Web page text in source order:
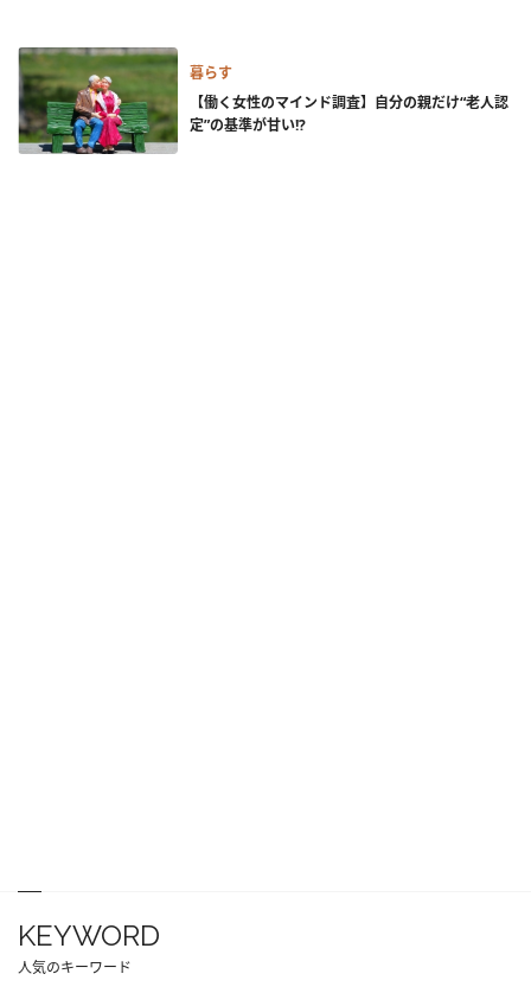
暮らす
【働く女性のマインド調査】自分の親だけ“老人認
定”の基準が甘い!?
KEYWORD
人気のキーワード